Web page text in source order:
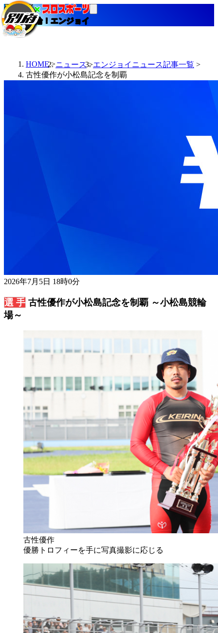
当たる競輪！エンジョイ
HOME ニュース
エンジョイニュース記事一覧
古性優作が小松島記念を制覇
2026年7月5日 18時0分
古性優作が小松島記念を制覇 ～小松島競輪
場～
古性優作
優勝トロフィーを手に写真撮影に応じる